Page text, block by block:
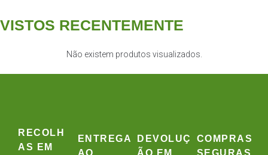
VISTOS RECENTEMENTE
Não existem produtos visualizados.
RECOLH
AS EM
ENTREGA
AO
DEVOLUÇ
ÃO EM
COMPRAS
SEGURAS